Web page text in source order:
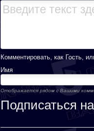
Комментировать, как Гость,
Имя
Отображается рядом с Вашими
Подписаться